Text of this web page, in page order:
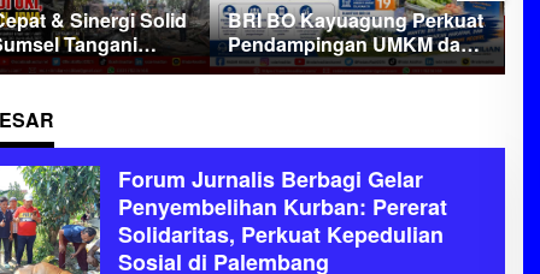
Kayuagung Perkuat
UMKM dari
Desa, Mantri Hadir
Kerakyatan
AJ-PENA Luncurkan
Lomba Karya Tulis dan
Jurnalistik, Lahirkan
Forum Jurnalis Berbagi Gelar
Penyembelihan Kurban: Pererat
Solidaritas, Perkuat Kepedulian
Sosial di Palembang